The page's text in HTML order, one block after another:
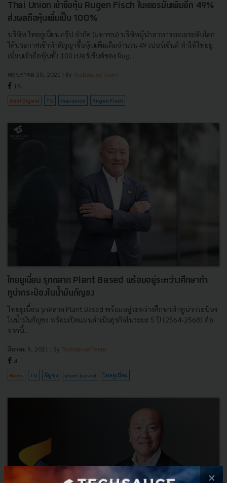
Thai Union เข้าซื้อหุ้น Rugen Fisch ในเยอรมันเพิ่มอีก 49%
ส่งผลถือหุ้นเพิ่มเป็น 100%
บริษัท ไทยยูเนี่ยน กรุ๊ป จำกัด (มหาชน) บริษัทผู้นำอาหารทะเลระดับโลก
ได้ประกาศเข้าทำสัญญาซื้อหุ้นเพิ่มเติมจำนวน 49 เปอร์เซ็นต์ ทำให้ไทยยู
เนี่ยนเข้าถือหุ้นทั้ง 100 เปอร์เซ็นต์ของ Rüg...
พฤษภาคม 20, 2021 | By Techsauce Team
18
Deal Digest TU thai-union Rügen Fisch
ไทยยูเนี่ยน รุกตลาด Plant Based พร้อมอยู่ระหว่างศึกษาทำ
ทูน่ากระป๋องในน้ำมันกัญชง
ไทยยูเนี่ยน รุกตลาด Plant Based พร้อมอยู่ระหว่างศึกษาทำทูน่ากระป๋อง
ในน้ำมันกัญชง พร้อมเปิดแผนดำเนินธุรกิจในระยะ 5 ปี (2564-2568) ต่อ
จากนี้...
มีนาคม 9, 2021 | By Techsauce Team
4
News TU กัญชง plant-based ไทยยูเนี่ยน
×